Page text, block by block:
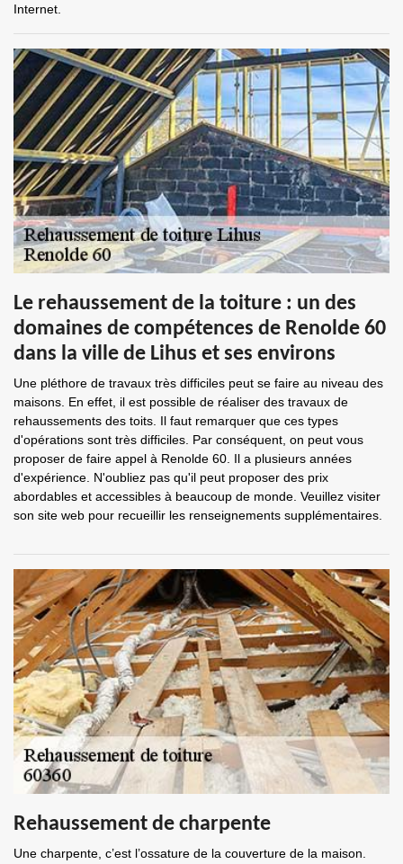
Internet.
Le rehaussement de la toiture : un des
domaines de compétences de Renolde 60
dans la ville de Lihus et ses environs
Une pléthore de travaux très difficiles peut se faire au niveau des
maisons. En effet, il est possible de réaliser des travaux de
rehaussements des toits. Il faut remarquer que ces types
d'opérations sont très difficiles. Par conséquent, on peut vous
proposer de faire appel à Renolde 60. Il a plusieurs années
d'expérience. N'oubliez pas qu'il peut proposer des prix
abordables et accessibles à beaucoup de monde. Veuillez visiter
son site web pour recueillir les renseignements supplémentaires.
Rehaussement de charpente
Une charpente, c’est l’ossature de la couverture de la maison.